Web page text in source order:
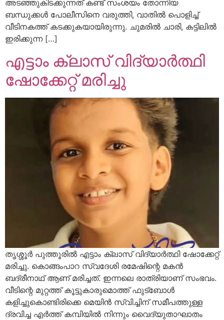
അടഞ്ഞുകിടക്കുന്നത് കണ്ട് സംശയം തോന്നിയ
ബന്ധുക്കൾ പോലീസിനെ വരുത്തി, വാതിൽ പൊളിച്ച്
വീടിനകത്ത് കടക്കുകയായിരുന്നു. ചുമരിൽ ചാരി, കട്ടിലിൽ
ഇരിക്കുന്ന […]
എട്ടാം ക്ലാസ് വിദ്യാർത്ഥി
ഷോക്കേറ്റ് മരിച്ചു
തൃശ്ശൂർ പുത്തൂരിൽ എട്ടാം ക്ലാസ് വിദ്യാർത്ഥി ഷോക്കേറ്റ്
മരിച്ചു. കൊങ്ങംപാറ സ്വദേശി രമേഷിന്റെ മകൻ
ബദ്രീനാഥ് ആണ് മരിച്ചത്. ഇന്നലെ രാത്രിയാണ് സംഭവം.
വീടിന്റെ മുറ്റത്ത്‌ കൂട്ടുകാരുമൊത്ത് ഫുട്ബോൾ
കളിച്ചുകൊണ്ടിരിക്കെ മെയിൻ സ്വിച്ചിന് സമീപത്തുള്ള
ദ്രവിച്ച എർത്ത് കമ്പിയിൽ നിന്നും വൈദ്യുതാഘാതം